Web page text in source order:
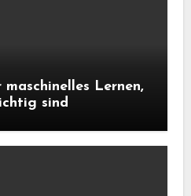
Lernen,
sind